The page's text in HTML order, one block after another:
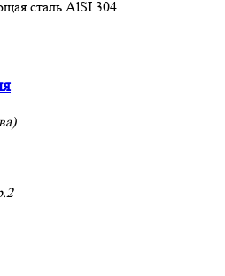
сталь AlSI 304